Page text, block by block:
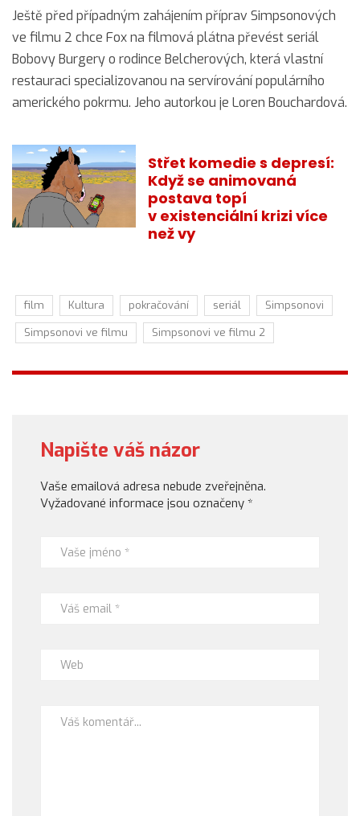
Ještě před případným zahájením příprav Simpsonových
ve filmu 2 chce Fox na filmová plátna převést seriál
Bobovy Burgery o rodince Belcherových, která vlastní
restauraci specializovanou na servírování populárního
amerického pokrmu. Jeho autorkou je Loren Bouchardová.
Střet komedie s depresí:
Když se animovaná
postava topí
v existenciální krizi více
než vy
film Kultura pokračování seriál
Simpsonovi
Simpsonovi ve filmu
Simpsonovi ve filmu 2
Napište váš názor
Vaše emailová adresa nebude zveřejněna.
Vyžadované informace jsou označeny *